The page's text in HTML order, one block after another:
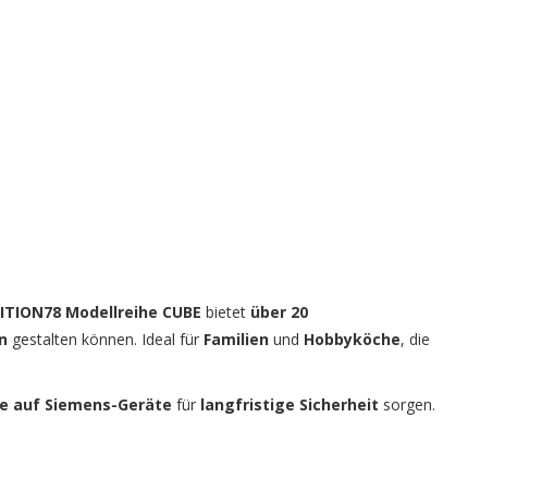
Modellreihe CUBE bietet über 20
gestalten können. Ideal für Familien und Hobbyköche, die
auf Siemens-Geräte für langfristige Sicherheit sorgen.